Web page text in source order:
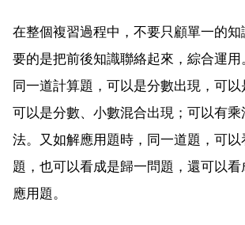
在整個複習過程中，不要只顧單一的
要的是把前後知識聯絡起來，綜合運用
同一道計算題，可以是分數出現，可以
可以是分數、小數混合出現；可以有
法。又如解應用題時，同一道題，可以
題，也可以看成是歸一問題，還可以
應用題。